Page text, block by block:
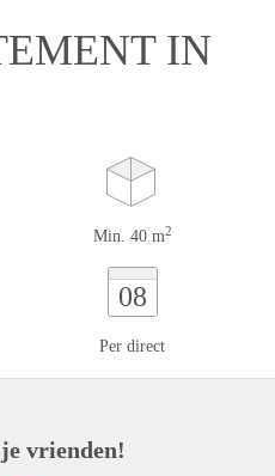
IN
Min. 40 m2
08
Per direct
vrienden!